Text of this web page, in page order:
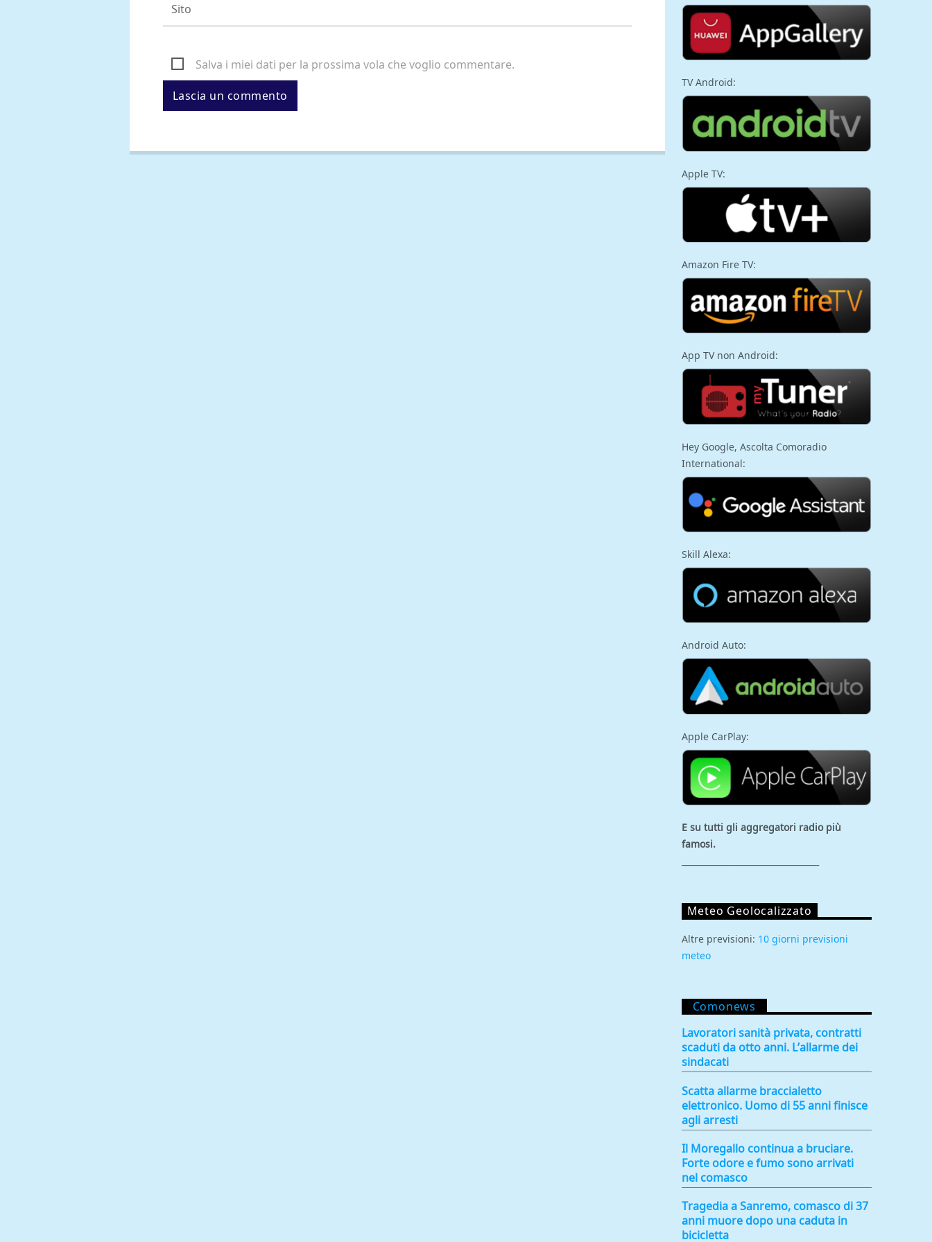
Salva i miei dati per la prossima vola che voglio commentare.
TV Android:
Apple TV:
Amazon Fire TV:
App TV non Android:
Hey Google, Ascolta Comoradio
International:
Skill Alexa:
Android Auto:
Apple CarPlay:
E su tutti gli aggregatori radio più
famosi.
Meteo Geolocalizzato
Altre previsioni: 10 giorni previsioni
meteo
Comonews
Lavoratori sanità privata, contratti
scaduti da otto anni. L’allarme dei
sindacati
Scatta allarme braccialetto
elettronico. Uomo di 55 anni finisce
agli arresti
Il Moregallo continua a bruciare.
Forte odore e fumo sono arrivati
nel comasco
Tragedia a Sanremo, comasco di 37
anni muore dopo una caduta in
bicicletta